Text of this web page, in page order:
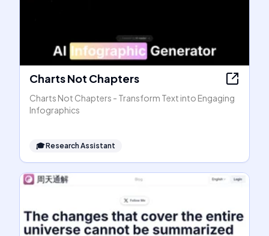
Charts Not Chapters
Charts Not Chapters - Transform Text into Engaging
Infographics
🎓Research Assistant